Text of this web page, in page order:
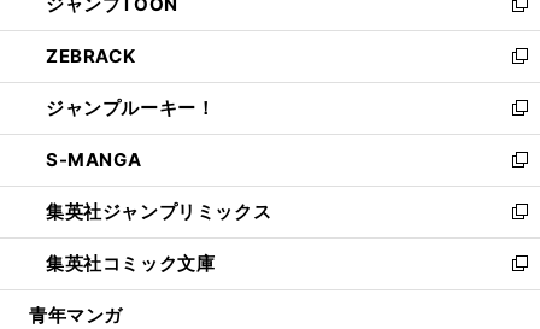
で
開
く
ド
ウ
で
開
く
ィ
ン
ド
ウ
で
開
く
い
ウ
ィ
ン
ド
ウ
で
開
く
新
し
い
ウ
ィ
ン
ド
ウ
で
開
く
ZEBRACK
新
し
い
ウ
ィ
ン
ド
ウ
で
開
ジャンプルーキー！
新
し
い
ウ
ィ
ン
ド
ウ
S-MANGA
新
し
い
ウ
ィ
ン
集英社ジャンプリミックス
新
し
い
ウ
集英社コミック文庫
新
し
青年マンガ